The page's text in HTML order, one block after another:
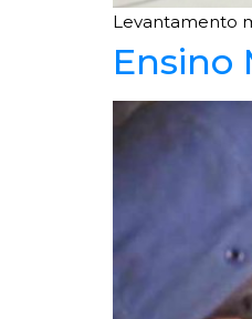
Levantamento
Ensino